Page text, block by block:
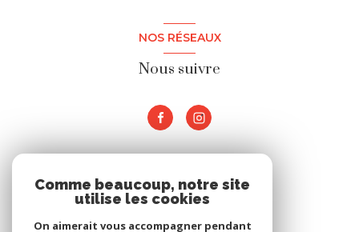
NOS RÉSEAUX
Nous suivre
ADHÉRENTS
Nous adhérons
Comme beaucoup, notre site
utilise les cookies
On aimerait vous accompagner pendant